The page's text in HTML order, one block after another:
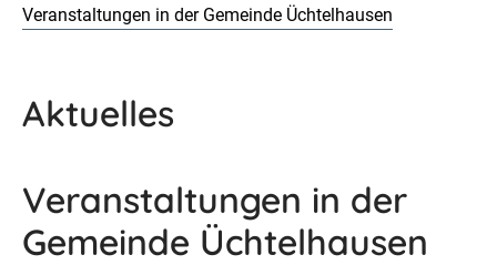
Veranstaltungen in der Gemeinde Üchtelhausen
Aktuelles
Veranstaltungen in der
Gemeinde Üchtelhausen